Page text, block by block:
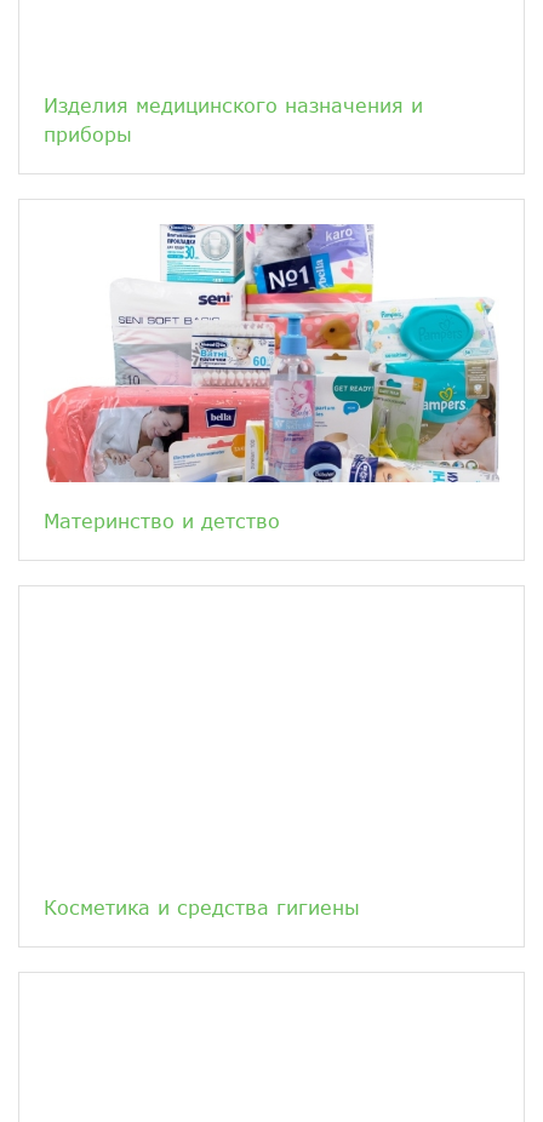
Изделия медицинского назначения и
приборы
Материнство и детство
Косметика и средства гигиены